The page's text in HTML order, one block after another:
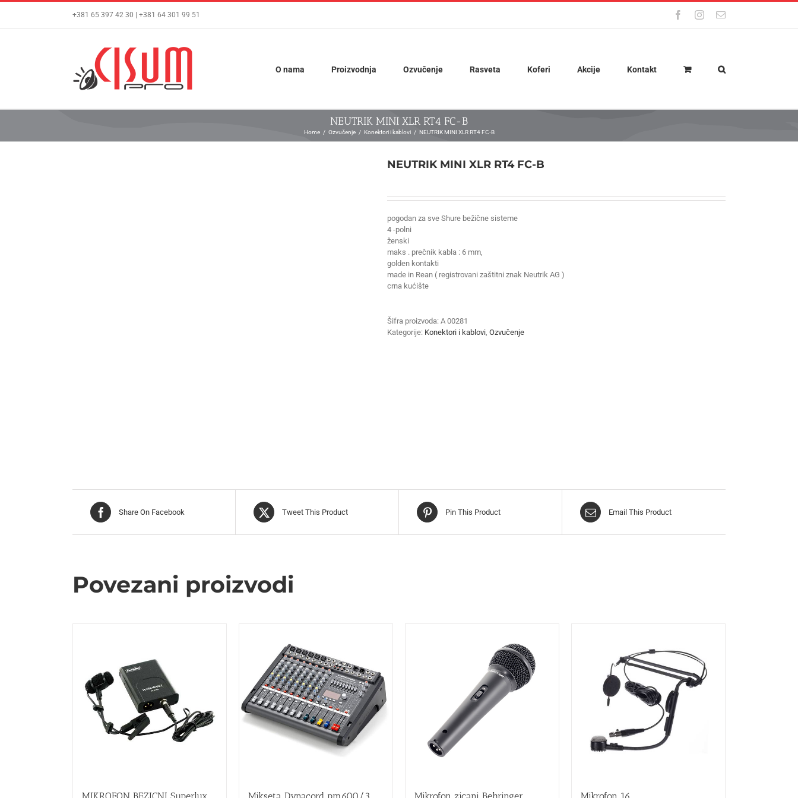
content
+381 65 397 42 30 | +381 64 301 99 51 FacebookInstagram
Email
O nama Proizvodnja Ozvučenje Rasveta Koferi Akcije Kontakt
NEUTRIK MINI XLR RT4 FC-B
Home Ozvučenje Konektori i kablovi NEUTRIK MINI XLR RT4 FC-B
NEUTRIK MINI XLR RT4 FC-B
pogodan za sve Shure bežične sisteme
4 -polni
ženski
maks . prečnik kabla : 6 mm,
golden kontakti
made in Rean ( registrovani zaštitni znak Neutrik AG )
crna kućište
Šifra proizvoda: A 00281
Kategorije: Konektori i kablovi, Ozvučenje
Share On Facebook Tweet This Product Pin This Product Email This Product
Povezani proizvodi